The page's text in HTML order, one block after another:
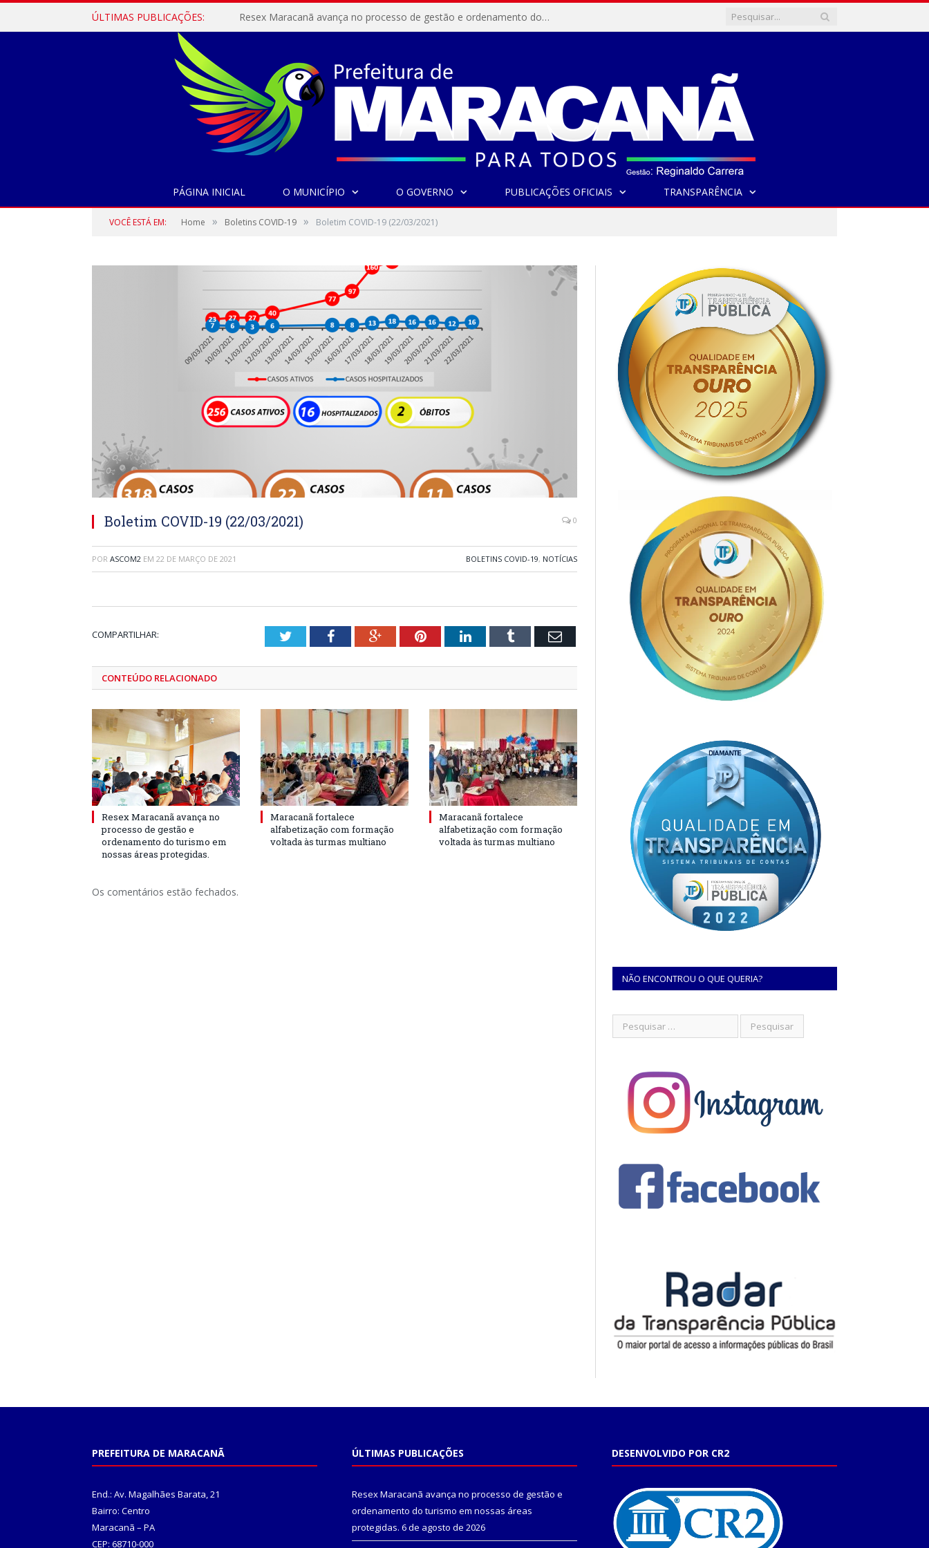
ÚLTIMAS PUBLICAÇÕES: Resex Maracanã avança no processo de gestão e ordenamento do turismo em nossas áreas protegidas.
PÁGINA INICIAL O MUNICÍPIO O GOVERNO PUBLICAÇÕES OFICIAIS TRANSPARÊNCIA
VOCÊ ESTÁ EM: Home » Boletins COVID-19 » Boletim COVID-19 (22/03/2021)
Boletim COVID-19 (22/03/2021) 0
POR ASCOM2 EM 22 DE MARÇO DE 2021 BOLETINS COVID-19, NOTÍCIAS
COMPARTILHAR: TwitterFacebookGoogle+PinterestLinkedInTumblr Email
CONTEÚDO RELACIONADO
Resex Maracanã avança no
processo de gestão e
ordenamento do turismo em
nossas áreas protegidas.
Maracanã fortalece
alfabetização com formação
voltada às turmas multiano
Maracanã fortalece
alfabetização com formação
voltada às turmas multiano
Os comentários estão fechados.
NÃO ENCONTROU O QUE QUERIA?
PREFEITURA DE MARACANÃ
End.: Av. Magalhães Barata, 21
Bairro: Centro
Maracanã – PA
CEP: 68710-000
ÚLTIMAS PUBLICAÇÕES
Resex Maracanã avança no processo de gestão e
ordenamento do turismo em nossas áreas
protegidas. 6 de agosto de 2026
DESENVOLVIDO POR CR2